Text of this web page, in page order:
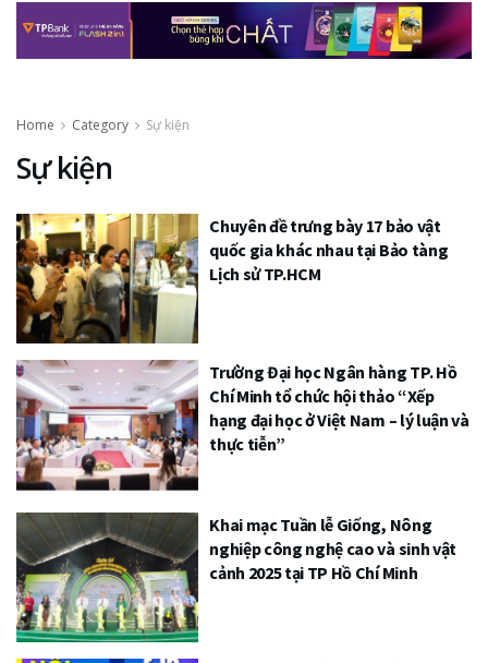
Home Category Sự kiện
Sự kiện
Chuyên đề trưng bày 17 bảo vật
quốc gia khác nhau tại Bảo tàng
Lịch sử TP.HCM
Trường Đại học Ngân hàng TP. Hồ
Chí Minh tổ chức hội thảo “Xếp
hạng đại học ở Việt Nam – lý luận và
thực tiễn”
Khai mạc Tuần lễ Giống, Nông
nghiệp công nghệ cao và sinh vật
cảnh 2025 tại TP Hồ Chí Minh